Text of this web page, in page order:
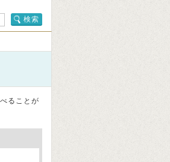
検索
ることが